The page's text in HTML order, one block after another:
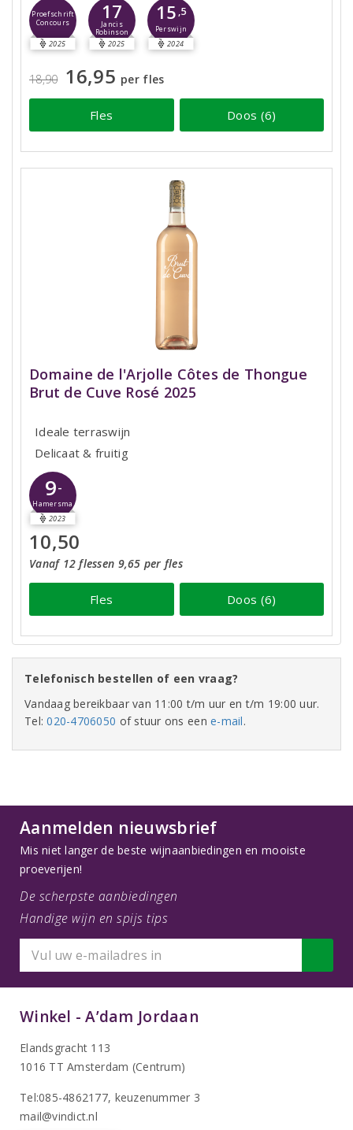
Proefschrift
Concours
2025
17
Jancis
Robinson
2025
15 ,5
Perswijn
2024
18,90 16,95 per fles
Fles Doos (6)
Domaine de l'Arjolle Côtes de Thongue
Brut de Cuve Rosé 2025
Ideale terraswijn
Delicaat & fruitig
9-
Hamersma
2023
10,50
Vanaf 12 flessen 9,65 per fles
Fles Doos (6)
Telefonisch bestellen of een vraag?
Vandaag bereikbaar van 11:00 t/m uur en t/m 19:00 uur.
Tel:020-4706050 of stuur ons eene-mail.
Aanmelden nieuwsbrief
Mis niet langer de beste wijnaanbiedingen en mooiste
proeverijen!
De scherpste aanbiedingen
Handige wijn en spijs tips
Winkel - A’dam Jordaan
Elandsgracht 113
1016 TT Amsterdam (Centrum)
Tel:085-4862177, keuzenummer 3
mail@vindict.nl